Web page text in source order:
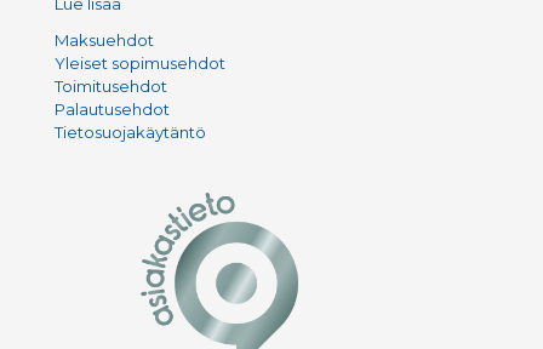
Maksuehdot
Yleiset sopimusehdot
Toimitusehdot
Palautusehdot
Tietosuojakäytäntö